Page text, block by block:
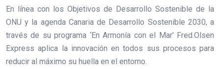
En línea con los Objetivos de Desarrollo Sostenible de la
ONU y la agenda Canaria de Desarrollo Sostenible 2030, a
través de su programa ‘En Armonía con el Mar’ Fred.Olsen
Express aplica la innovación en todos sus procesos para
reducir al máximo su huella en el entorno.